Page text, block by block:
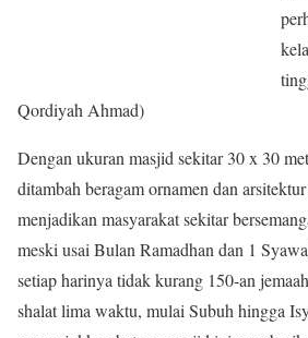
Qordiyah Ahmad)
Dengan ukuran masjid sekitar 30 x 30
ditambah beragam ornamen dan
menjadikan masyarakat sekitar
meski usai Bulan Ramadhan dan 1
setiap harinya tidak kurang 150-an
shalat lima waktu, mulai Subuh hingga